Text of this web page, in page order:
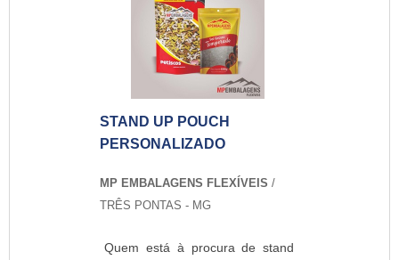
características.INFORMAÇÕES
SOBRE AS EMBALAGENS PARA
CONGELADOSA embalagem
para comida congelada é um
STAND UP POUCH
PERSONALIZADO
MP EMBALAGENS FLEXÍVEIS /
TRÊS PONTAS - MG
Quem está à procura de stand